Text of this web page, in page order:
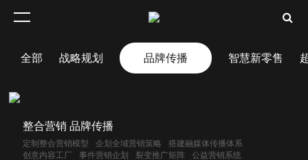
整合营销 品牌传播
定制整合营销模型 企划全域营销策略
搭建融媒体传播体系
创意内容工厂
事件营销企划 裂变推广矩阵 公益营销系统
全部 战略规划 品牌传播 智慧新零售